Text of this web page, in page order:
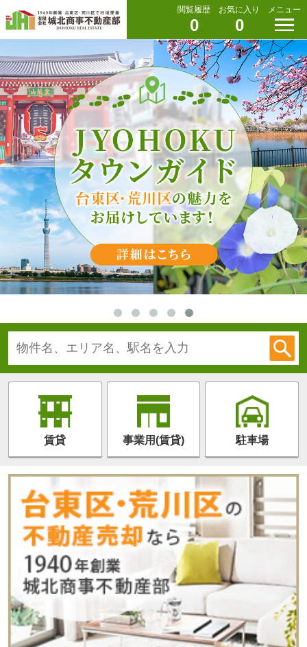
閲覧履歴
0
お気に入り
0
メニュー
賃貸 事業用(賃貸) 駐車場